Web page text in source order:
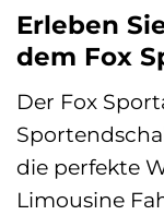
Erleben
dem Fox
Der Fox
die perfekte
Limousine